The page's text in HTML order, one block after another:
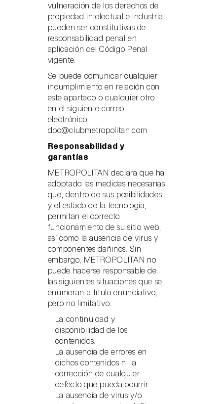
vulneración de los derechos de
propiedad intelectual e industrial
pueden ser constitutivas de
responsabilidad penal en
aplicación del Código Penal
vigente.
Se puede comunicar cualquier
incumplimiento en relación con
este apartado o cualquier otro
en el siguiente correo
electrónico:
dpo@clubmetropolitan.com
Responsabilidad y
garantías
METROPOLITAN declara que ha
adoptado las medidas necesarias
que, dentro de sus posibilidades
y el estado de la tecnología,
permitan el correcto
funcionamiento de su sitio web,
así como la ausencia de virus y
componentes dañinos. Sin
embargo, METROPOLITAN no
puede hacerse responsable de
las siguientes situaciones que se
enumeran a título enunciativo,
pero no limitativo:
La continuidad y
disponibilidad de los
contenidos.
La ausencia de errores en
dichos contenidos ni la
corrección de cualquier
defecto que pueda ocurrir.
La ausencia de virus y/o